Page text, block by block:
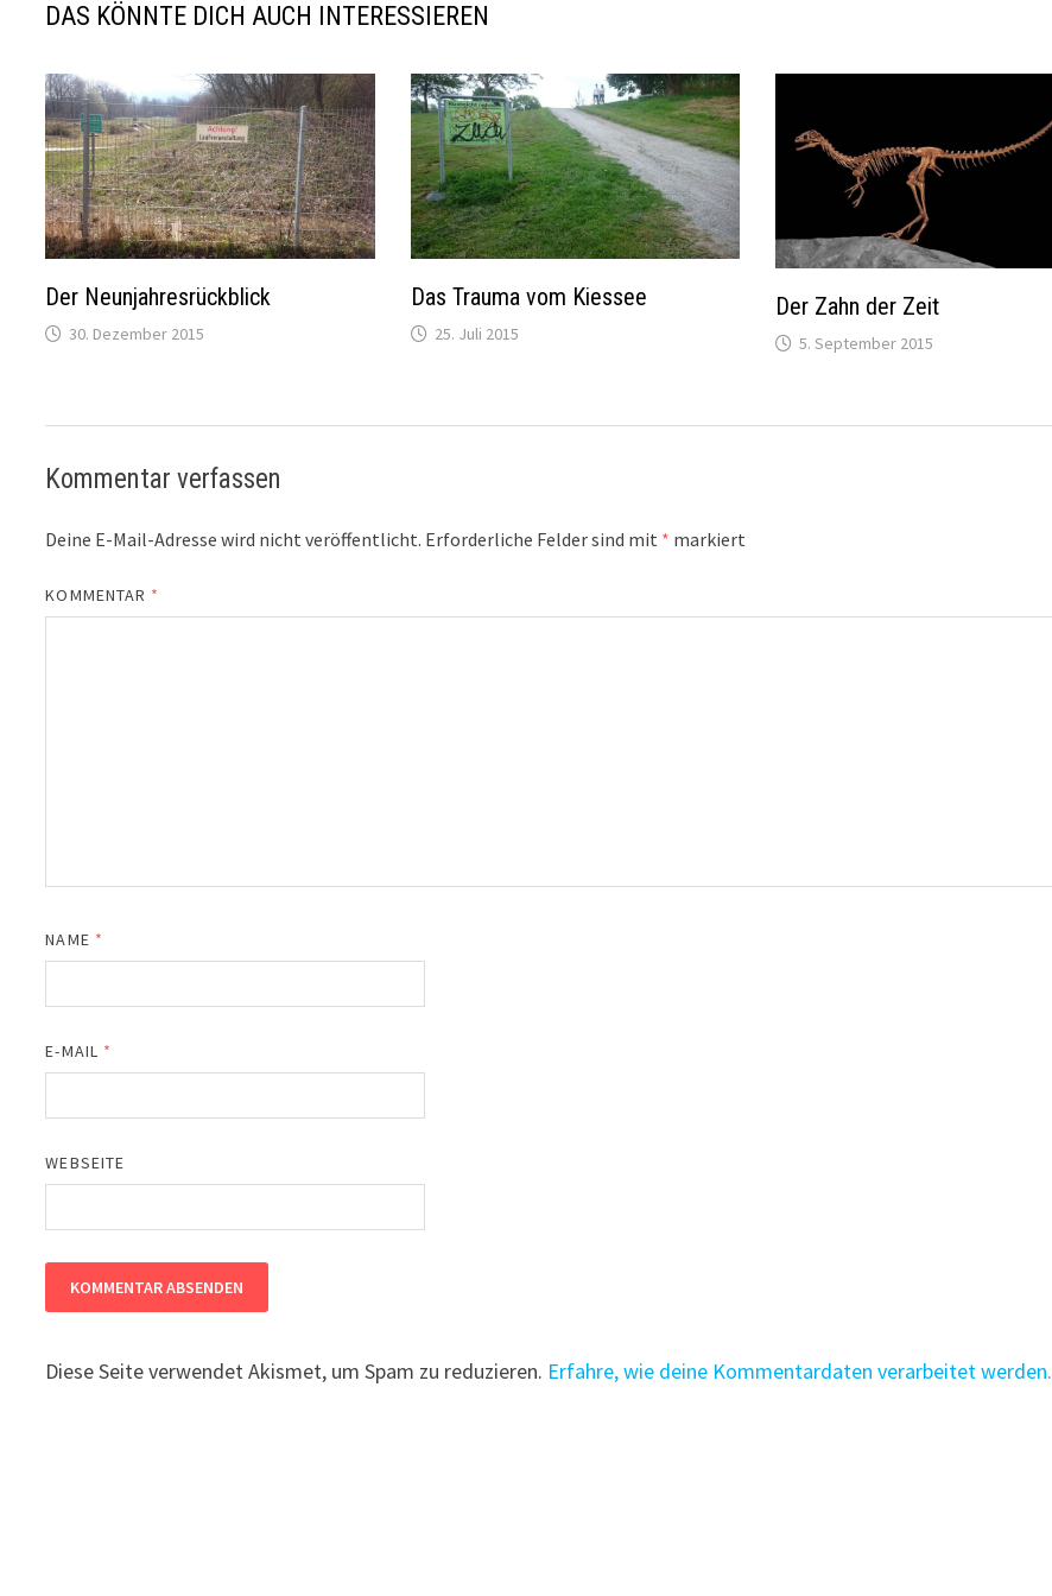
DAS KÖNNTE DICH AUCH INTERESSIEREN
Der Neunjahresrückblick
30. Dezember 2015
Das Trauma vom Kiessee
25. Juli 2015
Der Zahn der Zeit
5. September 2015
Kommentar verfassen
Deine E-Mail-Adresse wird nicht veröffentlicht. Erforderliche Felder sind mit * markiert
KOMMENTAR *
NAME *
E-MAIL *
WEBSEITE
Diese Seite verwendet Akismet, um Spam zu reduzieren. Erfahre, wie deine Kommentardaten verarbeitet werden.